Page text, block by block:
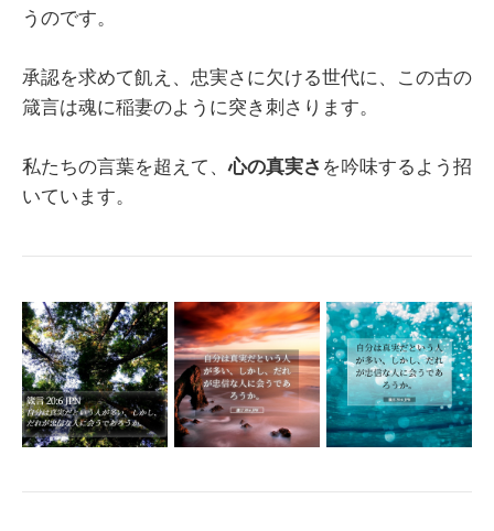
うのです。
承認を求めて飢え、忠実さに欠ける世代に、この古の
箴言は魂に稲妻のように突き刺さります。
私たちの言葉を超えて、心の真実さ を吟味するよう招
いています。